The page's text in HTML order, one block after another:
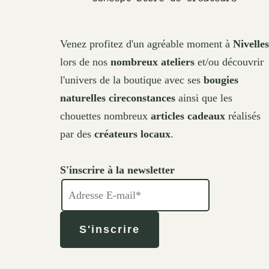
Venez profitez d'un agréable moment à Nivelles
lors de nos nombreux ateliers et/ou découvrir
l'univers de la boutique avec ses bougies
naturelles cireconstances ainsi que les
chouettes nombreux articles cadeaux réalisés
par des créateurs locaux.
S'inscrire à la newsletter